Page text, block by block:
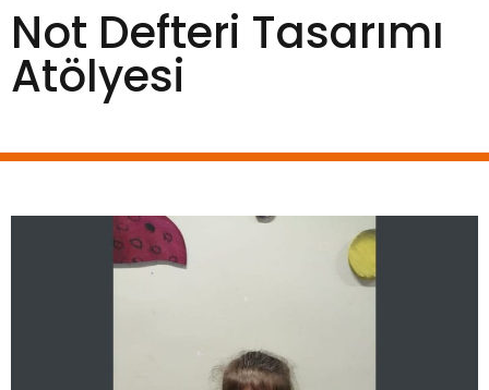
Not Defteri Tasarımı
Atölyesi